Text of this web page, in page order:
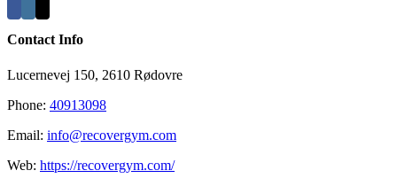
Contact Info
Lucernevej 150, 2610 Rødovre
Phone: 40913098
Email: info@recovergym.com
Web: https://recovergym.com/